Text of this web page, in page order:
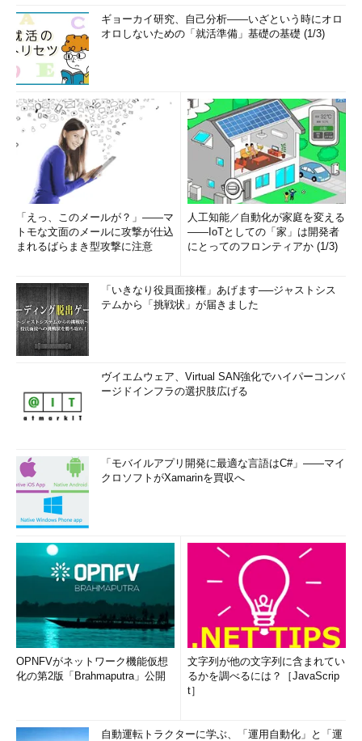
ギョーカイ研究、自己分析――いざという時にオロ
オロしないための「就活準備」基礎の基礎 (1/3)
「えっ、このメールが？」――マ
トモな文面のメールに攻撃が仕込
まれるばらまき型攻撃に注意
人工知能／自動化が家庭を変える
――IoTとしての「家」は開発者
にとってのフロンティアか (1/3)
「いきなり役員面接権」あげます──ジャストシス
テムから「挑戦状」が届きました
ヴイエムウェア、Virtual SAN強化でハイパーコンバ
ージドインフラの選択肢広げる
「モバイルアプリ開発に最適な言語はC#」――マイ
クロソフトがXamarinを買収へ
OPNFVがネットワーク機能仮想
化の第2版「Brahmaputra」公開
文字列が他の文字列に含まれてい
るかを調べるには？［JavaScrip
t］
自動運転トラクターに学ぶ、「運用自動化」と「運